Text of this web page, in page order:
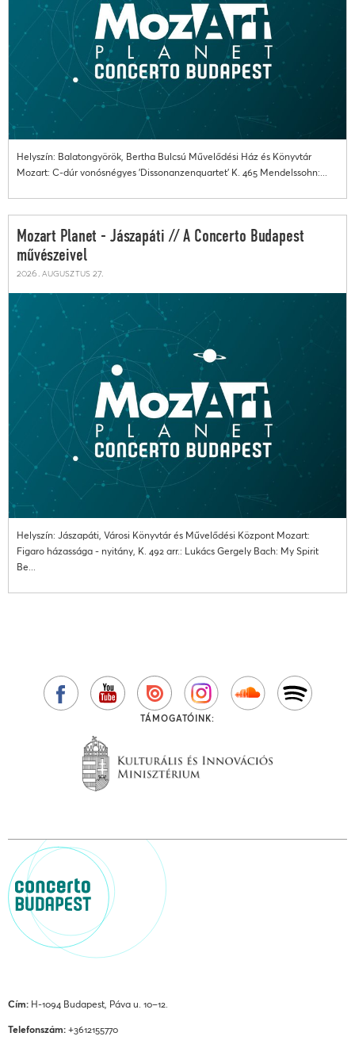
Helyszín: Balatongyörök, Bertha Bulcsú Művelődési Ház és Könyvtár
Mozart: C-dúr vonósnégyes 'Dissonanzenquartet' K. 465 Mendelssohn:...
Mozart Planet - Jászapáti // A Concerto Budapest
művészeivel
2026. augusztus 27.
Helyszín: Jászapáti, Városi Könyvtár és Művelődési Központ Mozart:
Figaro házassága - nyitány, K. 492 arr.: Lukács Gergely Bach: My Spirit
Be...
TÁMOGATÓINK:
Cím: H-1094 Budapest, Páva u. 10–12.
Telefonszám: +3612155770